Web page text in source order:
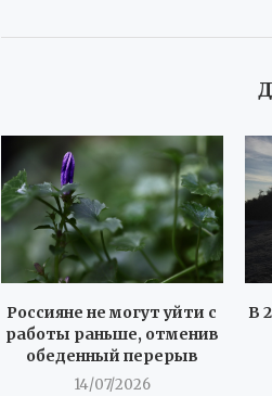
Россияне не могут уйти с
работы раньше, отменив
обеденный перерыв
14/07/2026
В